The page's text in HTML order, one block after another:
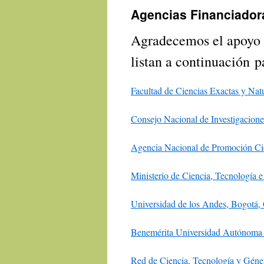
Agencias
Agradecemos el
listan a continuación
Facultad de Ciencias Exactas y
Consejo Nacional de
Agencia Nacional de Promoción
Ministerio de Ciencia, Tecnología
Universidad de los Andes, Bogotá,
Benemérita Universidad
Red de Ciencia, Tecnología y